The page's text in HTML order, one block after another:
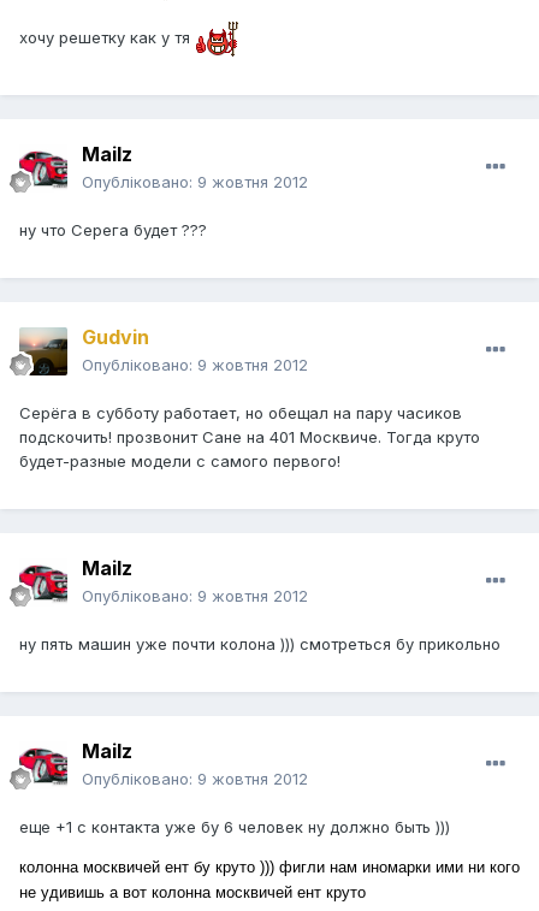
хочу решетку как у тя
Mailz
Опубліковано: 9 жовтня 2012
ну что Серега будет ???
Gudvin
Опубліковано: 9 жовтня 2012
Серёга в субботу работает, но обещал на пару часиков
подскочить! прозвонит Сане на 401 Москвиче. Тогда круто
будет-разные модели с самого первого!
Mailz
Опубліковано: 9 жовтня 2012
ну пять машин уже почти колона ))) смотреться бу прикольно
Mailz
Опубліковано: 9 жовтня 2012
еще +1 с контакта уже бу 6 человек ну должно быть )))
колонна москвичей ент бу круто ))) фигли нам иномарки ими ни кого
не удивишь а вот колонна москвичей ент круто